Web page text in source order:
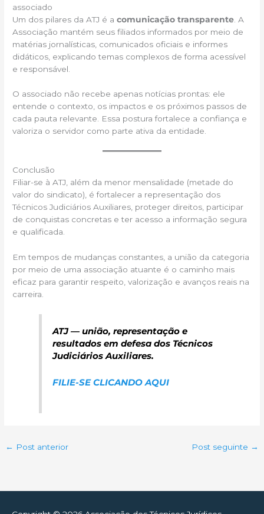
associado
Um dos pilares da ATJ é acomunicação transparente . A
Associação mantém seus filiados informados por meio de
matérias jornalísticas, comunicados oficiais e informes
didáticos, explicando temas complexos de forma acessível
e responsável.
O associado não recebe apenas notícias prontas: ele
entende o contexto, os impactos e os próximos passos de
cada pauta relevante. Essa postura fortalece a confiança e
valoriza o servidor como parte ativa da entidade.
Conclusão
Filiar-se à ATJ, além da menor mensalidade (metade do
valor do sindicato), é fortalecer a representação dos
Técnicos Judiciários Auxiliares, proteger direitos, participar
de conquistas concretas e ter acesso a informação segura
e qualificada.
Em tempos de mudanças constantes, a união da categoria
por meio de uma associação atuante é o caminho mais
eficaz para garantir respeito, valorização e avanços reais na
carreira.
ATJ — união, representação e
resultados em defesa dos Técnicos
Judiciários Auxiliares.
FILIE-SE CLICANDO AQUI
← Post anterior Post seguinte →